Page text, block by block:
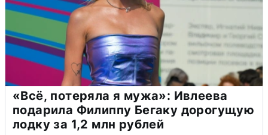
«Всё, потеряла я мужа»: Ивлеева
подарила Филиппу Бегаку дорогущую
лодку за 1,2 млн рублей